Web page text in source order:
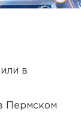
в
Пермском